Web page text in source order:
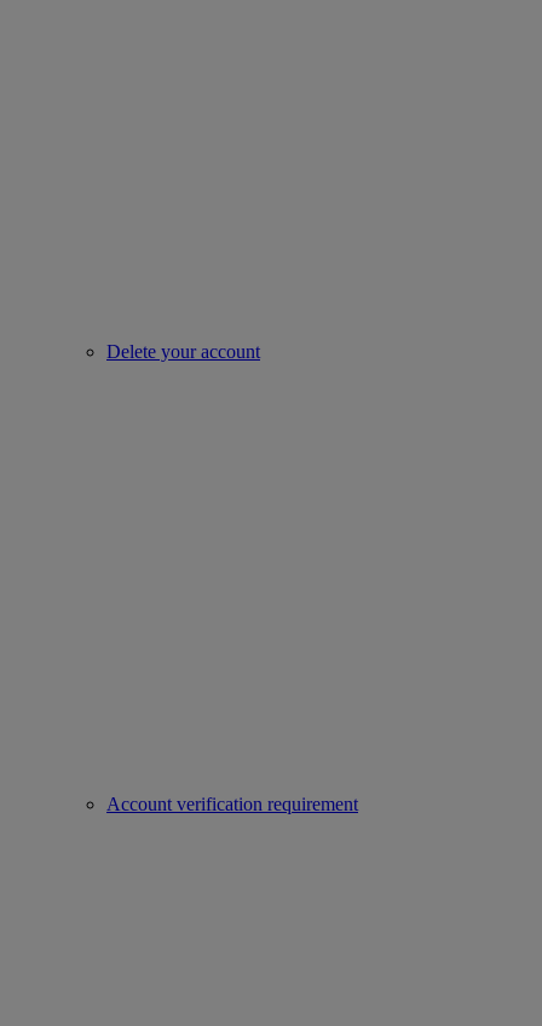
Delete your account
Account verification requirement